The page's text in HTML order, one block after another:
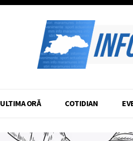
ULTIMA ORĂ COTIDIAN